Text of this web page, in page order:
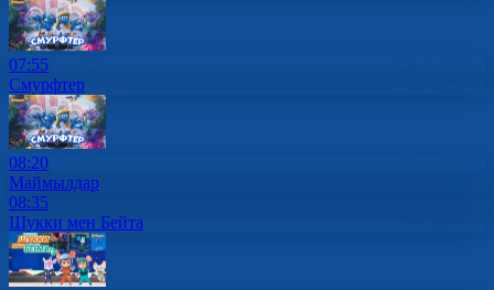
07:55
Смурфтер
08:20
Маймылдар
08:35
Шукки мен Бейта